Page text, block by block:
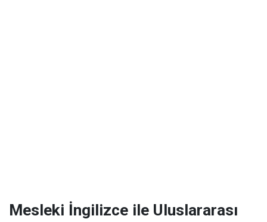
Mesleki İngilizce ile Uluslararası